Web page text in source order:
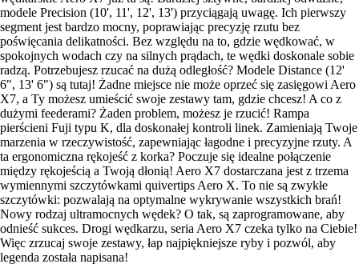
modele Precision (10', 11', 12', 13') przyciągają uwagę. Ich pierwszy
segment jest bardzo mocny, poprawiając precyzję rzutu bez
poświęcania delikatności. Bez względu na to, gdzie wędkować, w
spokojnych wodach czy na silnych prądach, te wędki doskonale sobie
radzą. Potrzebujesz rzucać na dużą odległość? Modele Distance (12'
6", 13' 6") są tutaj! Żadne miejsce nie może oprzeć się zasięgowi Aero
X7, a Ty możesz umieścić swoje zestawy tam, gdzie chcesz! A co z
dużymi feederami? Żaden problem, możesz je rzucić! Rampa
pierścieni Fuji typu K, dla doskonałej kontroli linek. Zamieniają Twoje
marzenia w rzeczywistość, zapewniając łagodne i precyzyjne rzuty. A
ta ergonomiczna rękojeść z korka? Poczuje się idealne połączenie
między rękojeścią a Twoją dłonią! Aero X7 dostarczana jest z trzema
wymiennymi szczytówkami quivertips Aero X. To nie są zwykłe
szczytówki: pozwalają na optymalne wykrywanie wszystkich brań!
Nowy rodzaj ultramocnych wędek? O tak, są zaprogramowane, aby
odnieść sukces. Drogi wędkarzu, seria Aero X7 czeka tylko na Ciebie!
Więc zrzucaj swoje zestawy, łap najpiękniejsze ryby i pozwól, aby
legenda została napisana!